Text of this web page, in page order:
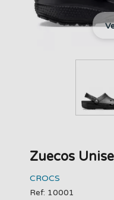
Zuecos
CROCS
Ref: 10001